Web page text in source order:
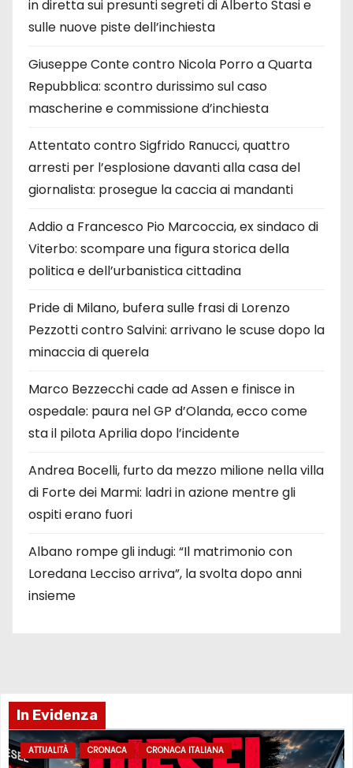
in diretta sui presunti segreti di Alberto Stasi e
sulle nuove piste dell’inchiesta
Giuseppe Conte contro Nicola Porro a Quarta
Repubblica: scontro durissimo sul caso
mascherine e commissione d’inchiesta
Attentato contro Sigfrido Ranucci, quattro
arresti per l’esplosione davanti alla casa del
giornalista: prosegue la caccia ai mandanti
Addio a Francesco Pio Marcoccia, ex sindaco di
Viterbo: scompare una figura storica della
politica e dell’urbanistica cittadina
Pride di Milano, bufera sulle frasi di Lorenzo
Pezzotti contro Salvini: arrivano le scuse dopo la
minaccia di querela
Marco Bezzecchi cade ad Assen e finisce in
ospedale: paura nel GP d’Olanda, ecco come
sta il pilota Aprilia dopo l’incidente
Andrea Bocelli, furto da mezzo milione nella villa
di Forte dei Marmi: ladri in azione mentre gli
ospiti erano fuori
Albano rompe gli indugi: “Il matrimonio con
Loredana Lecciso arriva”, la svolta dopo anni
insieme
In Evidenza
ATTUALITÀ CRONACA CRONACA ITALIANA